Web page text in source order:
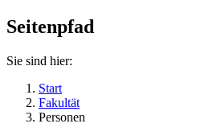
Seitenpfad
Sie sind hier:
Start
Fakultät
Personen